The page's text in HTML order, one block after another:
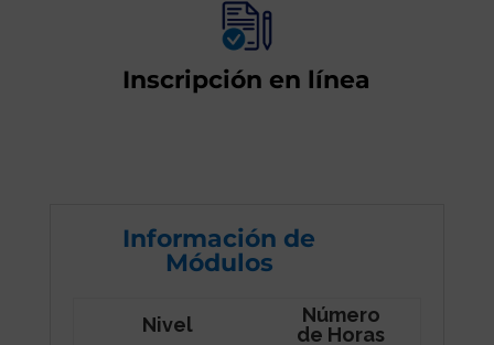
Inscripción en línea
Información de
Módulos
Nivel
Número
de Horas